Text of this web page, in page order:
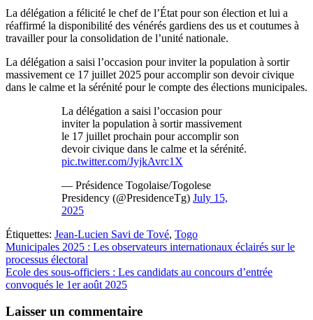
La délégation a félicité le chef de l’État pour son élection et lui a
réaffirmé la disponibilité des vénérés gardiens des us et coutumes à
travailler pour la consolidation de l’unité nationale.
La délégation a saisi l’occasion pour inviter la population à sortir
massivement ce 17 juillet 2025 pour accomplir son devoir civique
dans le calme et la sérénité pour le compte des élections municipales.
La délégation a saisi l’occasion pour
inviter la population à sortir massivement
le 17 juillet prochain pour accomplir son
devoir civique dans le calme et la sérénité.
pic.twitter.com/JyjkAvrc1X
— Présidence Togolaise/Togolese
Presidency (@PresidenceTg) July 15,
2025
Étiquettes: Jean-Lucien Savi de Tové, Togo
Navigation
de
l’article
Municipales 2025 : Les observateurs internationaux éclairés sur le
processus électoral
Ecole des sous-officiers : Les candidats au concours d’entrée
convoqués le 1er août 2025
Laisser un commentaire